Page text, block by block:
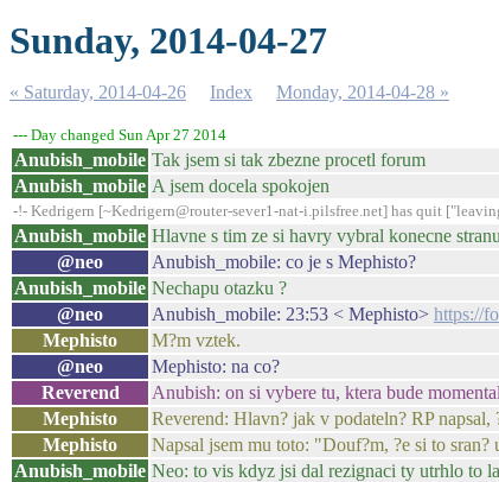
Sunday, 2014-04-27
« Saturday, 2014-04-26 Index Monday, 2014-04-28 »
--- Day changed Sun Apr 27 2014
Anubish_mobile Tak jsem si tak zbezne procetl forum
Anubish_mobile A jsem docela spokojen
-!- Kedrigern [~Kedrigern@router-sever1-nat-i.pilsfree.net] has quit
Anubish_mobile Hlavne s tim ze si havry vybral konecne
@neo
Anubish_mobile: co je s Mephisto?
Anubish_mobile Nechapu otazku ?
@neo
Anubish_mobile: 23:53 < Mephisto> https://
Mephisto
M?m vztek.
@neo
Mephisto: na co?
Reverend
Anubish: on si vybere tu, ktera bude
Mephisto
Reverend: Hlavn? jak v podateln? RP napsal,
Mephisto
Napsal jsem mu toto: "Douf?m, ?e si to sran?
Anubish_mobile Neo: to vis kdyz jsi dal rezignaci ty utrhlo to